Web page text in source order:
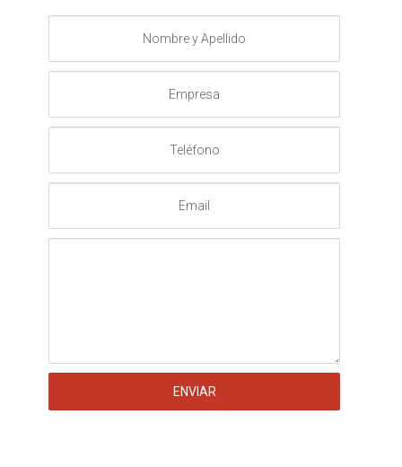
Apellido